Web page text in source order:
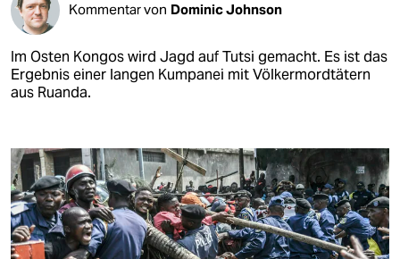
Kommentar von Dominic Johnson
Im Osten Kongos wird Jagd auf Tutsi gemacht. Es ist das
Ergebnis einer langen Kumpanei mit Völkermordtätern
aus Ruanda.